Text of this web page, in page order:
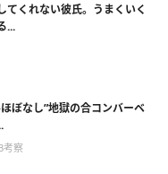
てくれない彼氏。うまくいく
...
ぼなし”地獄の合コンバーベ
考察